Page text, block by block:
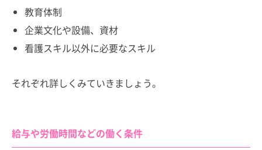
教育体制
企業文化や設備、資材
看護スキル以外に必要なスキル
それぞれ詳しくみていきましょう。
給与や労働時間などの働く条件